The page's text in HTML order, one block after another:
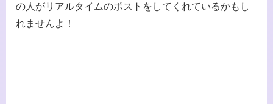
の人がリアルタイムのポストをしてくれているかもし
れませんよ！